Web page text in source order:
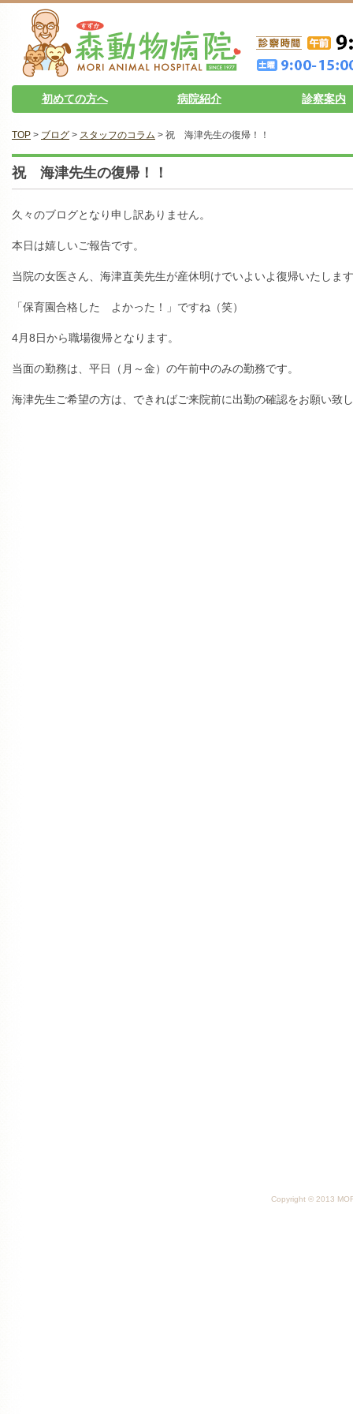
初めての方へ 病院紹介 診察案内
TOP > ブログ > スタッフのコラム > 祝 海津先生の復帰！！
祝 海津先生の復帰！！
久々のブログとなり申し訳ありません。
本日は嬉しいご報告です。
当院の女医さん、海津直美先生が産休明けでいよいよ復帰いたしま
「保育園合格した よかった！」ですね（笑）
4月8日から職場復帰となります。
当面の勤務は、平日（月～金）の午前中のみの勤務です。
海津先生ご希望の方は、できればご来院前に出勤の確認をお願い致
Copyright © 2013